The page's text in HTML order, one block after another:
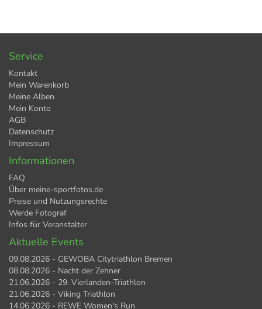
Service
Kontakt
Mein Warenkorb
Meine Alben
Mein Konto
AGB
Datenschutz
Impressum
Informationen
FAQ
Über meine-sportfotos.de
Preise und Nutzungsrechte
Werde Fotograf
Infos für Veranstalter
Aktuelle Events
09.08.2026 - GEWOBA Citytriathlon Bremen
08.08.2026 - Nacht der Zehner
21.06.2026 - 29. Vierlanden-Triathlon
21.06.2026 - Viking Triathlon
14.06.2026 - REWE Women's Run